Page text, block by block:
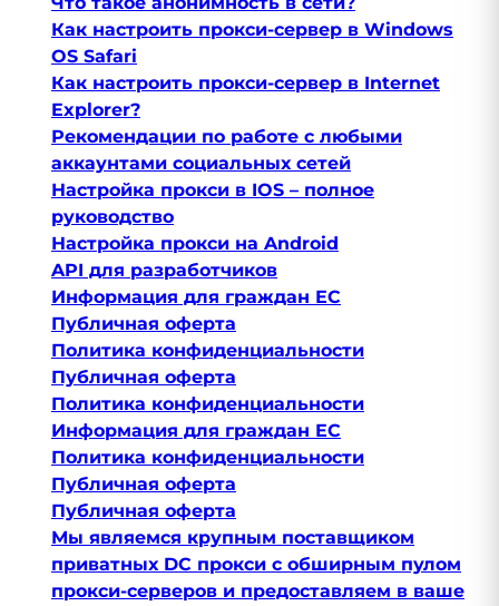
Как настроить прокси-сервер в Windows
OS Safari
Как настроить прокси-сервер в Internet
Explorer?
Рекомендации по работе с любыми
аккаунтами социальных сетей
Настройка прокси в IOS – полное
руководство
Настройка прокси на Android
API для разработчиков
Информация для граждан ЕС
Публичная оферта
Политика конфиденциальности
Публичная оферта
Политика конфиденциальности
Информация для граждан ЕС
Политика конфиденциальности
Публичная оферта
Публичная оферта
Мы являемся крупным поставщиком
приватных DC прокси с обширным пулом
прокси-серверов и предоставляем в ваше